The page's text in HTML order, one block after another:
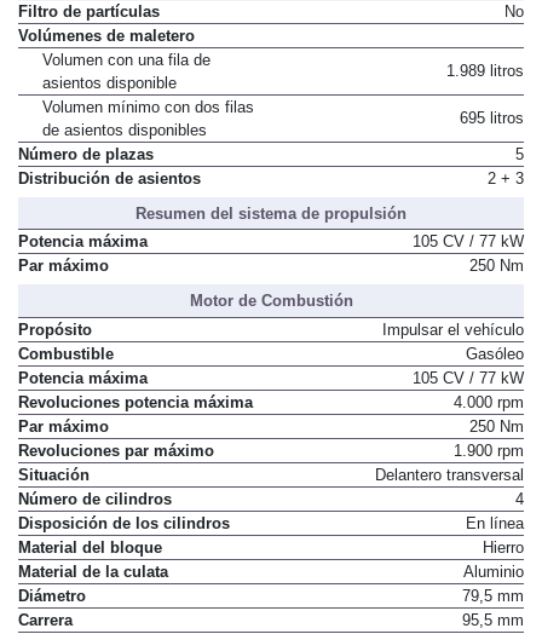
Filtro de partículas
No
Volúmenes de maletero
Volumen con una fila de
asientos disponible
1.989 litros
Volumen mínimo con dos filas
de asientos disponibles
695 litros
Número de plazas
5
Distribución de asientos
2 + 3
Resumen del sistema de propulsión
Potencia máxima
105 CV / 77 kW
Par máximo
250 Nm
Motor de Combustión
Propósito
Impulsar el vehículo
Combustible
Gasóleo
Potencia máxima
105 CV / 77 kW
Revoluciones potencia máxima
4.000 rpm
Par máximo
250 Nm
Revoluciones par máximo
1.900 rpm
Situación
Delantero transversal
Número de cilindros
4
Disposición de los cilindros
En línea
Material del bloque
Hierro
Material de la culata
Aluminio
Diámetro
79,5 mm
Carrera
95,5 mm